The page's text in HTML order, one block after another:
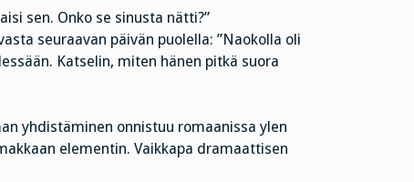
sen. Onko se sinusta nätti?”
seuraavan päivän puolella: ”Naokolla oli
Katselin, miten hänen pitkä suora
yhdistäminen onnistuu romaanissa ylen
elementin. Vaikkapa dramaattisen